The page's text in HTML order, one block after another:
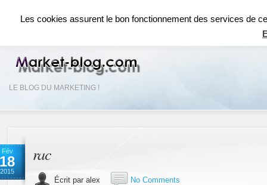
LE BLOG DU MARKETING !
ACCUEIL RÉSEAUX SOCIAUX RÉFÉRENCEMENT SEO
Fév
18
2015
rac
Écrit par alex No Comments
Les cookies assurent le bon fonctionnement des services de